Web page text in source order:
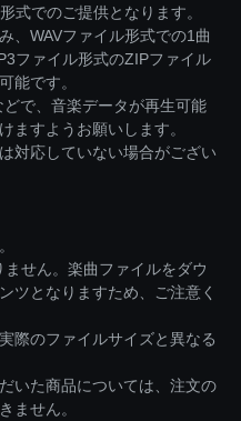
式でのご提供となります。
、WAVファイル形式での1曲
ファイル形式のZIPファイル
能です。
で、音楽データが再生可能
ますようお願いします。
対応していない場合がござい
ません。楽曲ファイルをダウ
ツとなりますため、ご注意く
際のファイルサイズと異なる
いた商品については、注文の
ません。